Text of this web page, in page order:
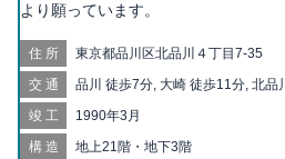
より願っています。
住所 東京都品川区北品川４丁目7-35
交通
品川 徒歩7分, 大崎 徒歩11分, 北品
広小路 徒歩17分, 青物横丁 徒歩19分
竣工 1990年3月
構造 地上21階・地下3階